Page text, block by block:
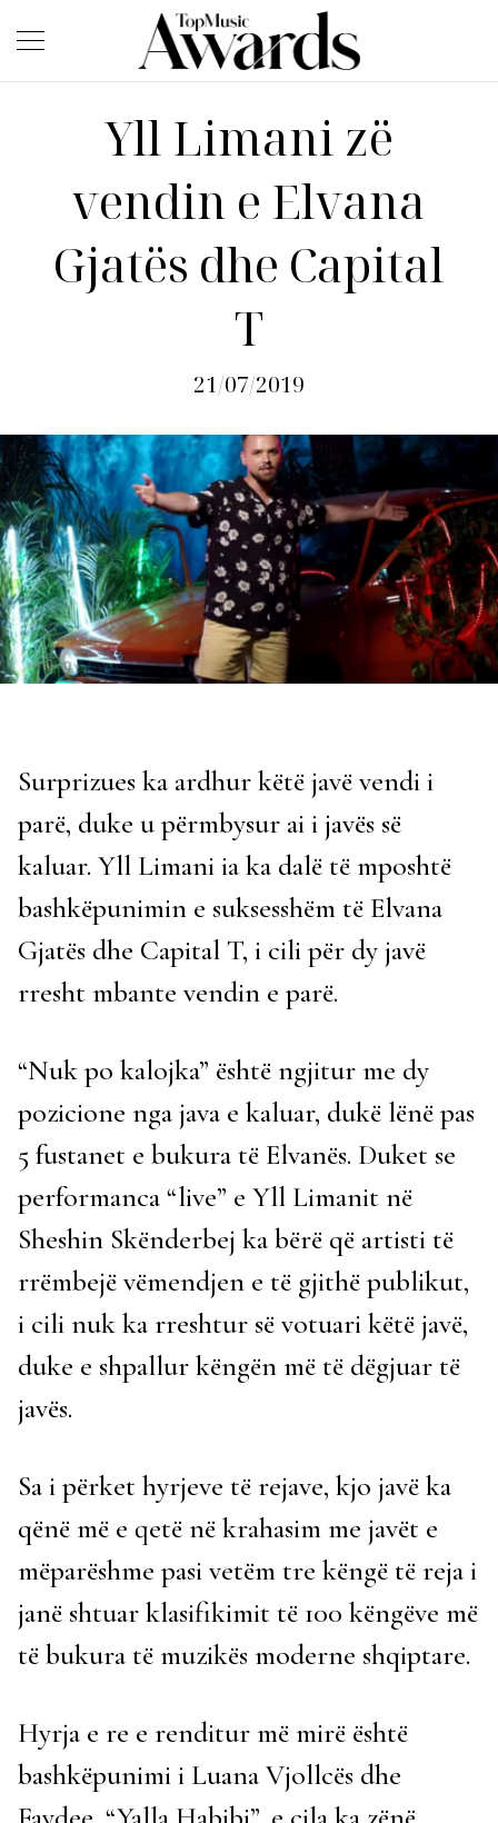
Yll Limani zë
vendin e Elvana
Gjatës dhe Capital
T
21/07/2019
Surprizues ka ardhur këtë javë vendi i
parë, duke u përmbysur ai i javës së
kaluar. Yll Limani ia ka dalë të mposhtë
bashkëpunimin e suksesshëm të Elvana
Gjatës dhe Capital T, i cili për dy javë
rresht mbante vendin e parë.
“Nuk po kalojka” është ngjitur me dy
pozicione nga java e kaluar, dukë lënë pas
5 fustanet e bukura të Elvanës. Duket se
performanca “live” e Yll Limanit në
Sheshin Skënderbej ka bërë që artisti të
rrëmbejë vëmendjen e të gjithë publikut,
i cili nuk ka rreshtur së votuari këtë javë,
duke e shpallur këngën më të dëgjuar të
javës.
Sa i përket hyrjeve të rejave, kjo javë ka
qënë më e qetë në krahasim me javët e
mëparëshme pasi vetëm tre këngë të reja i
janë shtuar klasifikimit të 100 këngëve më
të bukura të muzikës moderne shqiptare.
Hyrja e re e renditur më mirë është
bashkëpunimi i Luana Vjollcës dhe